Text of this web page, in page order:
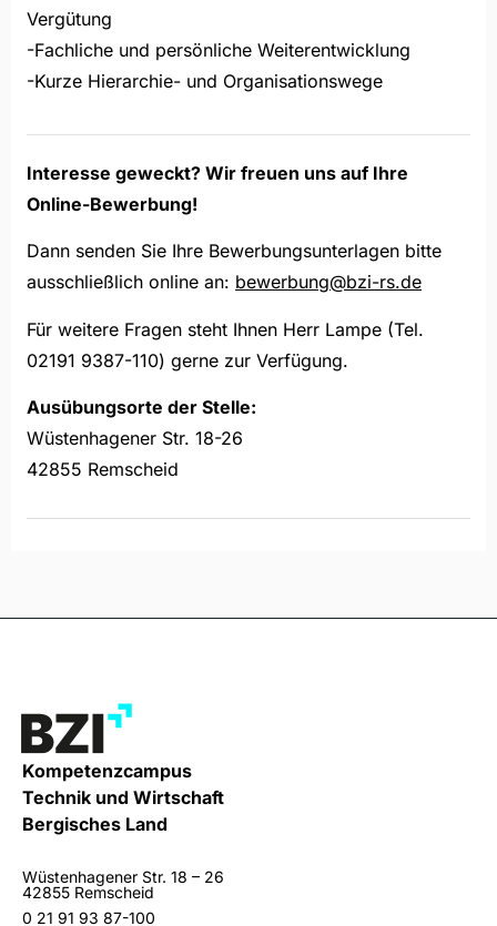
Vergütung
-Fachliche und persönliche Weiterentwicklung
-Kurze Hierarchie- und Organisationswege
Interesse geweckt? Wir freuen uns auf Ihre
Online-Bewerbung!
Dann senden Sie Ihre Bewerbungsunterlagen bitte
ausschließlich online an: bewerbung@bzi-rs.de
Für weitere Fragen steht Ihnen Herr Lampe (Tel.
02191 9387-110) gerne zur Verfügung.
Ausübungsorte der Stelle:
Wüstenhagener Str. 18-26
42855 Remscheid
Kompetenzcampus
Technik und Wirtschaft
Bergisches Land
Wüstenhagener Str. 18 – 26
42855 Remscheid
0 21 91 93 87-100